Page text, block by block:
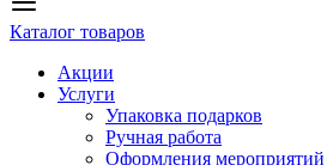
Каталог товаров
Акции
Услуги
Упаковка подарков
Ручная работа
Оформления мероприятий